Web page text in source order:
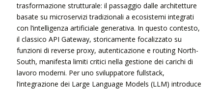
trasformazione strutturale: il passaggio dalle architetture
basate su microservizi tradizionali a ecosistemi integrati
con l’intelligenza artificiale generativa. In questo contesto,
il classico API Gateway, storicamente focalizzato su
funzioni di reverse proxy, autenticazione e routing North-
South, manifesta limiti critici nella gestione dei carichi di
lavoro moderni. Per uno sviluppatore fullstack,
l’integrazione dei Large Language Models (LLM) introduce